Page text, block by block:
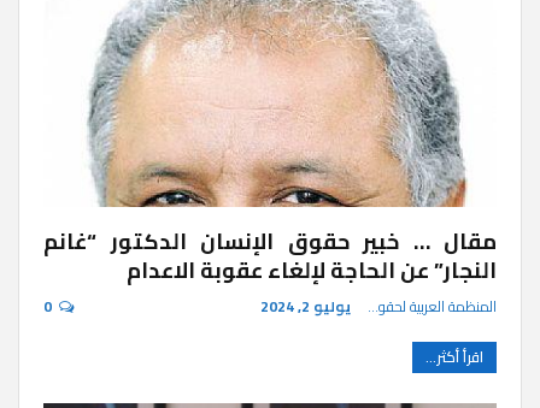
مقال … خبير حقوق الإنسان الدكتور “غانم
النجار” عن الحاجة لإلغاء عقوبة الاعدام
المنظمة العربية لحقوق الإنسان يوليو 2, 2024
اقرأ أكثر...